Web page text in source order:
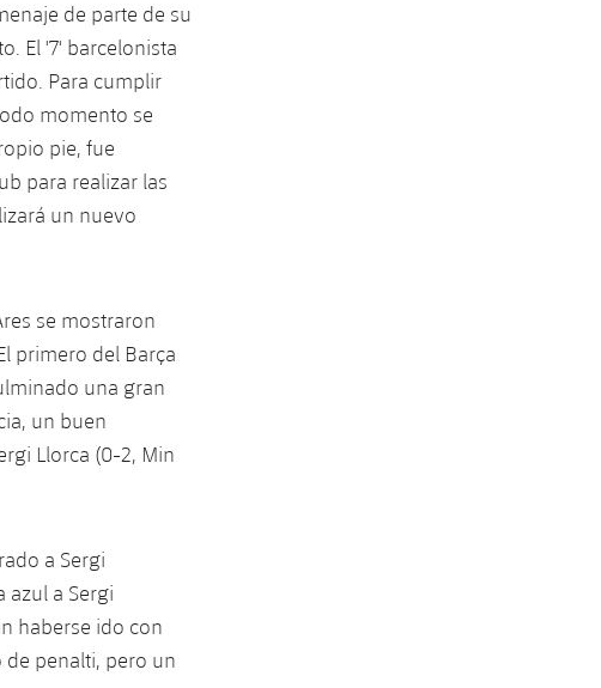
de parte de su
El '7' barcelonista
Para cumplir
momento se
pie, fue
para realizar las
un nuevo
se mostraron
primero del Barça
una gran
un buen
Llorca (0-2, Min
a Sergi
azul a Sergi
haberse ido con
penalti, pero un